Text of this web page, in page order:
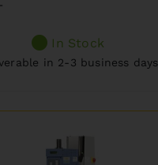
In Stock
in 2-3 business days